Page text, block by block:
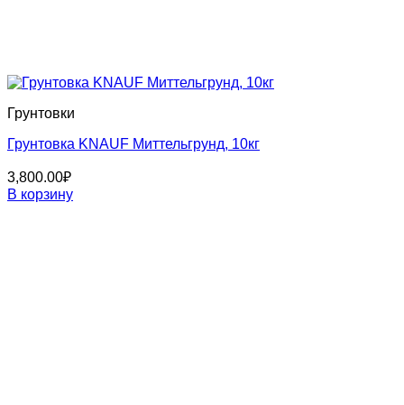
Грунтовки
Грунтовка KNAUF Миттельгрунд, 10кг
3,800.00₽
В корзину